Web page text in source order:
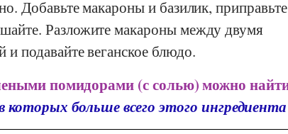
Добавьте макароны и базилик, приправьте
Разложите макароны между двумя
подавайте веганское блюдо.
помидорами (с солью) можно
больше всего этого ингредиента